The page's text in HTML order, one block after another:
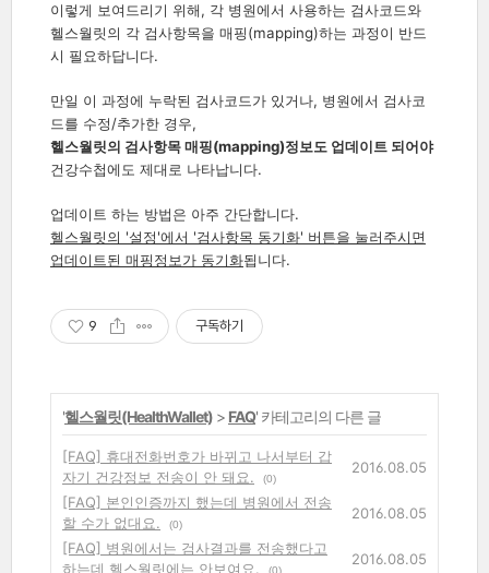
이렇게 보여드리기 위해, 각 병원에서 사용하는 검사코드와
헬스월릿의 각 검사항목을 매핑(mapping)하는 과정이 반드
시 필요하답니다.
만일 이 과정에 누락된 검사코드가 있거나, 병원에서 검사코
드를 수정/추가한 경우,
헬스월릿의 검사항목 매핑(mapping)정보도 업데이트 되어야
건강수첩에도 제대로 나타납니다.
업데이트 하는 방법은 아주 간단합니다.
헬스월릿의 '설정'에서 '검사항목 동기화' 버튼을 눌러주시면
업데이트된 매핑정보가 동기화됩니다.
9 구독하기
'헬스월릿(HealthWallet) > FAQ' 카테고리의 다른 글
[FAQ] 휴대전화번호가 바뀌고 나서부터 갑
자기 건강정보 전송이 안 돼요.
(0)
2016.08.05
[FAQ] 본인인증까지 했는데 병원에서 전송
할 수가 없대요.
(0)
2016.08.05
[FAQ] 병원에서는 검사결과를 전송했다고
하는데 헬스월릿에는 안보여요.
(0)
2016.08.05